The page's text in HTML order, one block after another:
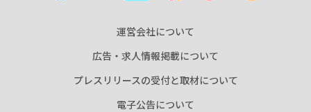
運営会社について
広告・求人情報掲載について
プレスリリースの受付と取材について
電子公告について